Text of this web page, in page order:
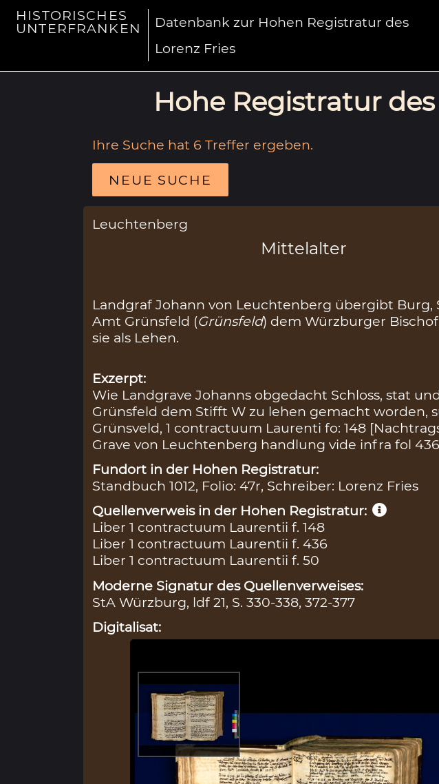
HISTORISCHES
UNTERFRANKEN
Datenbank zur Hohen Registratur des
Lorenz Fries
Hohe Registratur
Ihre Suche hat 6 Treffer ergeben.
NEUE SUCHE
Leuchtenberg
Mittelalter
Landgraf Johann von Leuchtenberg übergibt Burg,
Amt Grünsfeld (Grünsfeld) dem Würzburger
sie als Lehen.
Exzerpt:
Wie Landgrave Johanns obgedacht Schloss, stat
Grünsfeld dem Stifft W zu lehen gemacht worden,
Grünsveld, 1 contractuum Laurenti fo: 148
Grave von Leuchtenberg handlung vide infra fol
Fundort in der Hohen Registratur:
Standbuch 1012, Folio: 47r, Schreiber: Lorenz Fries
Quellenverweis in der Hohen Registratur:
Liber 1 contractuum Laurentii f. 148
Liber 1 contractuum Laurentii f. 436
Liber 1 contractuum Laurentii f. 50
Moderne Signatur des Quellenverweises:
StA Würzburg, ldf 21, S. 330-338, 372-377
Digitalisat: